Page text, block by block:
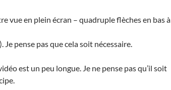
vue en plein écran – quadruple flèches en bas à
pense pas que cela soit nécessaire.
est un peu longue. Je ne pense pas qu’il soit